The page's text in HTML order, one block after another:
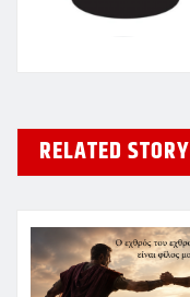
RELATED STORY